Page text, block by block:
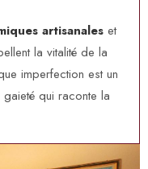
artisanaleset
la vitalité de la
imperfection est un
gaieté qui raconte la